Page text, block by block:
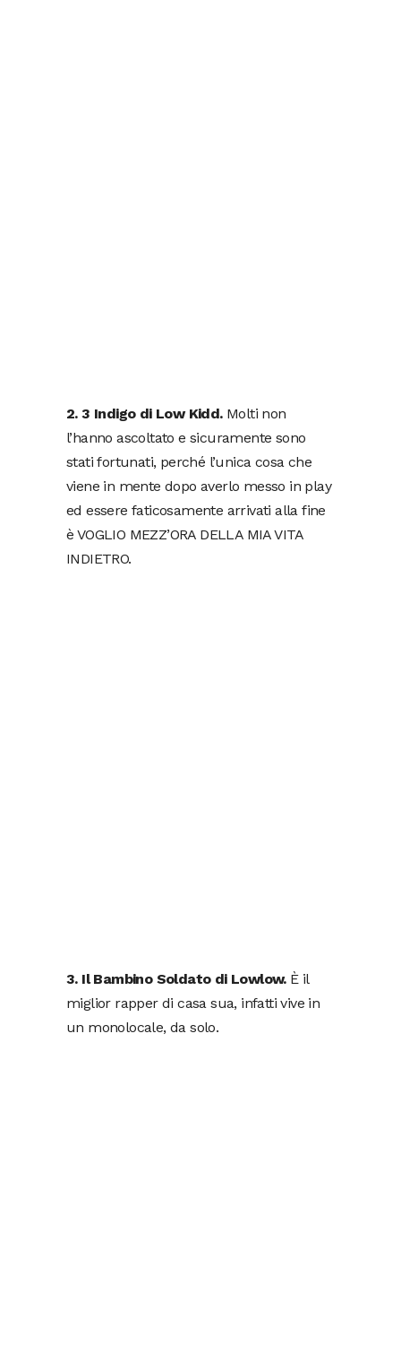
2. 3 Indigo di Low Kidd.Molti non
l’hanno ascoltato e sicuramente sono
stati fortunati, perché l’unica cosa che
viene in mente dopo averlo messo in play
ed essere faticosamente arrivati alla fine
è VOGLIO MEZZ’ORA DELLA MIA VITA
INDIETRO.
3. Il Bambino Soldato di Lowlow.È il
miglior rapper di casa sua, infatti vive in
un monolocale, da solo.